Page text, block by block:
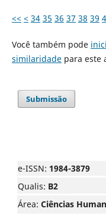
<< < 34 35 36 37 38 39
Você também pode
similaridadepara este
Submissão
e-ISSN: 1984-3879
Qualis: B2
Área: Ciências